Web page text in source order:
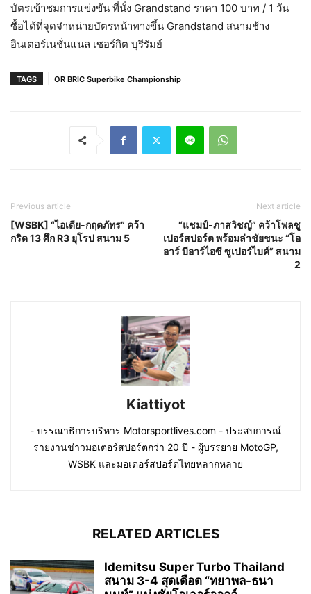
บัตรเข้าชมการแข่งขัน ที่นั่ง Grandstand ราคา 100 บาท / 1 วัน
ซื้อได้ที่จุดจำหน่ายบัตรหน้าทางขึ้น Grandstand สนามช้าง
อินเตอร์เนชั่นแนล เซอร์กิต บุรีรัมย์
TAGS OR BRIC Superbike Championship
Previous article
[WSBK] “ไอเดีย-กฤตภัทร” คว้า
กริด 13 ศึก R3 ยุโรป สนาม 5
Next article
“แชมป์-ภาสวิชญ์” คว้าโพลซู
เปอร์สปอร์ต พร้อมล่าชัยชนะ “โอ
อาร์ บีอาร์ไอซี ซูเปอร์ไบค์” สนาม
2
Kiattiyot
- บรรณาธิการบริหาร Motorsportlives.com - ประสบการณ์
รายงานข่าวมอเตอร์สปอร์ตกว่า 20 ปี - ผู้บรรยาย MotoGP,
WSBK และมอเตอร์สปอร์ตไทยหลากหลาย
RELATED ARTICLES
Idemitsu Super Turbo Thailand
สนาม 3-4 สุดเดือด “ทยาพล-ธนา